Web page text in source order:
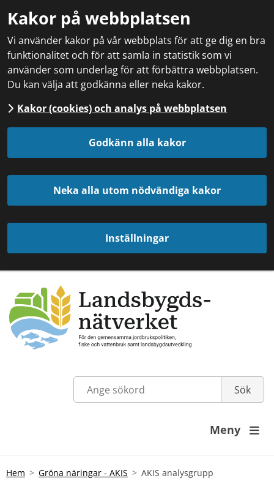
Kakor på webbplatsen
Vi använder kakor på vår webbplats för att ge dig en bra
funktionalitet och för att samla in statistik som vi
använder som underlag för att förbättra webbplatsen.
Du kan välja att godkänna eller neka kakor.
Kakor (cookies) och analys på webbplatsen
Godkänn alla kakor
Neka alla utom nödvändiga kakor
Inställningar
Meny 
Hem Gröna näringar - AKIS AKIS analysgrupp